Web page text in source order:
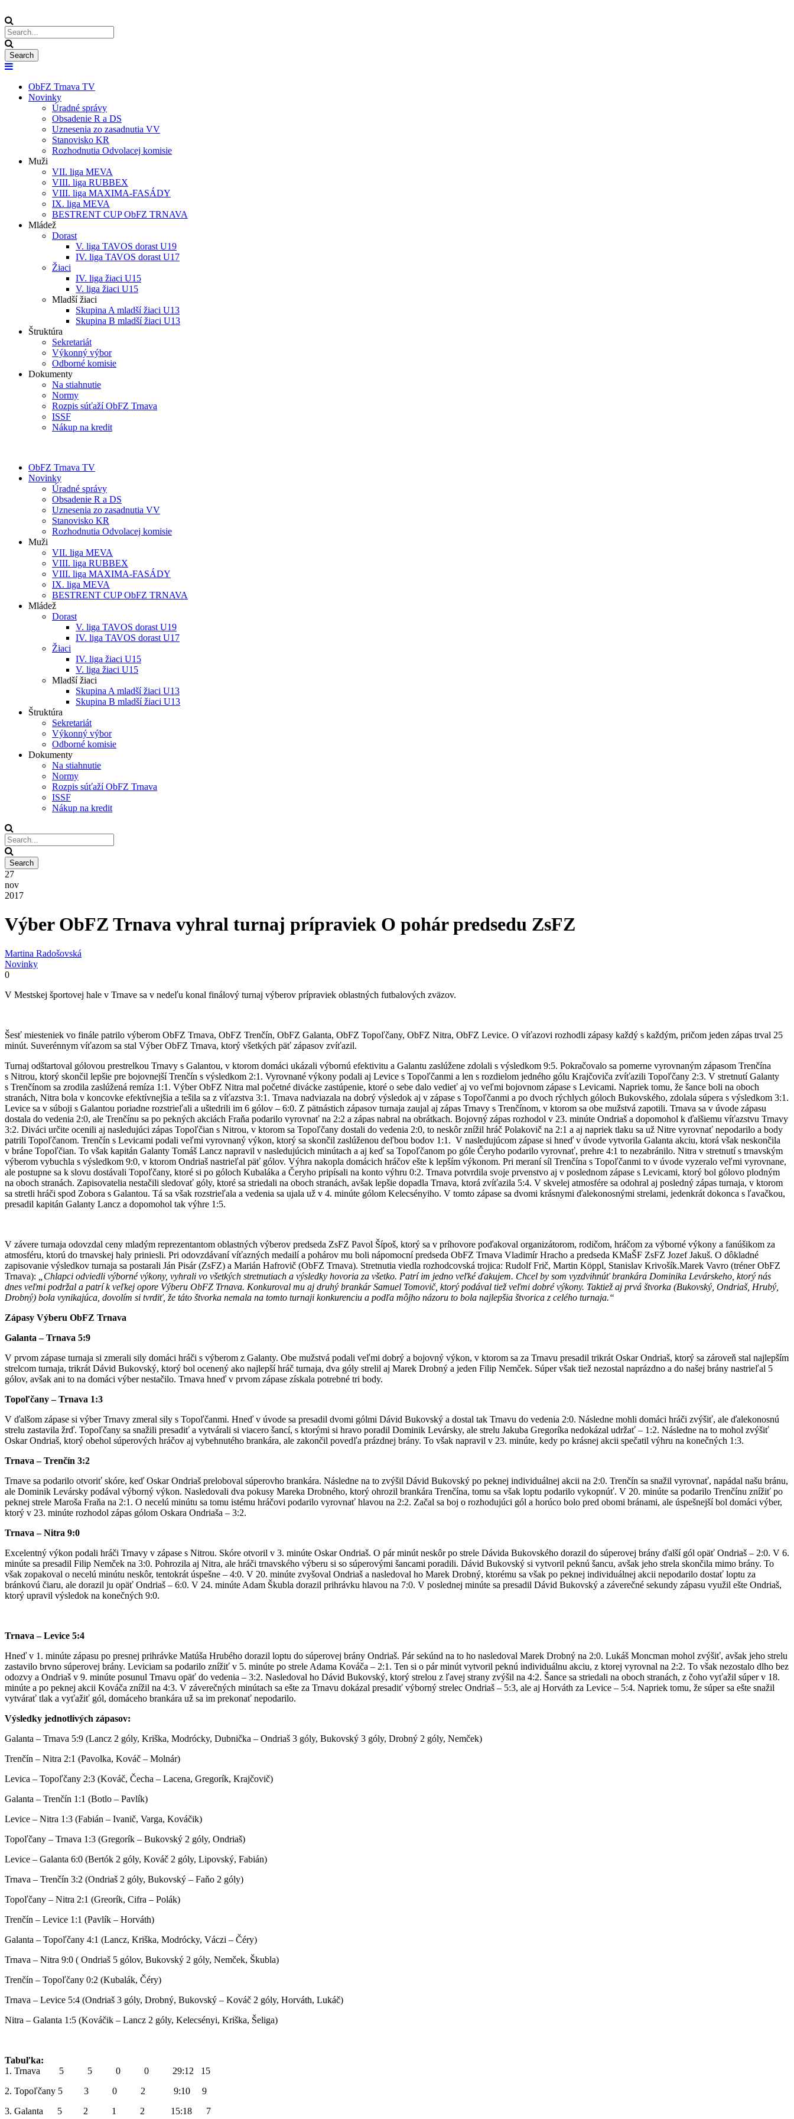
ObFZ Trnava TV
Novinky
Úradné správy
Obsadenie R a DS
Uznesenia zo zasadnutia VV
Stanovisko KR
Rozhodnutia Odvolacej komisie
Muži
VII. liga MEVA
VIII. liga RUBBEX
VIII. liga MAXIMA-FASÁDY
IX. liga MEVA
BESTRENT CUP ObFZ TRNAVA
Mládež
Dorast
V. liga TAVOS dorast U19
IV. liga TAVOS dorast U17
Žiaci
IV. liga žiaci U15
V. liga žiaci U15
Mladší žiaci
Skupina A mladší žiaci U13
Skupina B mladší žiaci U13
Štruktúra
Sekretariát
Výkonný výbor
Odborné komisie
Dokumenty
Na stiahnutie
Normy
Rozpis súťaží ObFZ Trnava
ISSF
Nákup na kredit
ObFZ Trnava TV
Novinky
Úradné správy
Obsadenie R a DS
Uznesenia zo zasadnutia VV
Stanovisko KR
Rozhodnutia Odvolacej komisie
Muži
VII. liga MEVA
VIII. liga RUBBEX
VIII. liga MAXIMA-FASÁDY
IX. liga MEVA
BESTRENT CUP ObFZ TRNAVA
Mládež
Dorast
V. liga TAVOS dorast U19
IV. liga TAVOS dorast U17
Žiaci
IV. liga žiaci U15
V. liga žiaci U15
Mladší žiaci
Skupina A mladší žiaci U13
Skupina B mladší žiaci U13
Štruktúra
Sekretariát
Výkonný výbor
Odborné komisie
Dokumenty
Na stiahnutie
Normy
Rozpis súťaží ObFZ Trnava
ISSF
Nákup na kredit
27
nov
2017
Výber ObFZ Trnava vyhral turnaj prípraviek O pohár predsedu ZsFZ
Martina Radošovská
Novinky
0
V Mestskej športovej hale v Trnave sa v nedeľu konal finálový turnaj výberov prípraviek oblastných futbalových zväzov.
Šesť miesteniek vo finále patrilo výberom ObFZ Trnava, ObFZ Trenčín, ObFZ Galanta, ObFZ Topoľčany, ObFZ Nitra, ObFZ Levice. O víťazovi rozhodli zápasy každý s každým, pričom jeden zápas trval 25
minút. Suverénnym víťazom sa stal Výber ObFZ Trnava, ktorý všetkých päť zápasov zvíťazil.
Turnaj odštartoval gólovou prestrelkou Trnavy s Galantou, v ktorom domáci ukázali výbornú efektivitu a Galantu zaslúžene zdolali s výsledkom 9:5. Pokračovalo sa pomerne vyrovnaným zápasom Trenčína
s Nitrou, ktorý skončil lepšie pre bojovnejší Trenčín s výsledkom 2:1. Vyrovnané výkony podali aj Levice s Topoľčanmi a len s rozdielom jedného gólu Krajčoviča zvíťazili Topoľčany 2:3. V stretnutí Galanty
s Trenčínom sa zrodila zaslúžená remíza 1:1. Výber ObFZ Nitra mal početné divácke zastúpenie, ktoré o sebe dalo vedieť aj vo veľmi bojovnom zápase s Levicami. Napriek tomu, že šance boli na oboch
stranách, Nitra bola v koncovke efektívnejšia a tešila sa z víťazstva 3:1. Trnava nadviazala na dobrý výsledok aj v zápase s Topoľčanmi a po dvoch rýchlych góloch Bukovského, zdolala súpera s výsledkom 3:1.
Levice sa v súboji s Galantou poriadne rozstrieľali a uštedrili im 6 gólov – 6:0. Z pätnástich zápasov turnaja zaujal aj zápas Trnavy s Trenčínom, v ktorom sa obe mužstvá zapotili. Trnava sa v úvode zápasu
dostala do vedenia 2:0, ale Trenčínu sa po pekných akciách Fraňa podarilo vyrovnať na 2:2 a zápas nabral na obrátkach. Bojovný zápas rozhodol v 23. minúte Ondriaš a dopomohol k ďalšiemu víťazstvu Trnavy
3:2. Diváci určite ocenili aj nasledujúci zápas Topoľčian s Nitrou, v ktorom sa Topoľčany dostali do vedenia 2:0, to neskôr znížil hráč Polakovič na 2:1 a aj napriek tlaku sa už Nitre vyrovnať nepodarilo a body
patrili Topoľčanom. Trenčín s Levicami podali veľmi vyrovnaný výkon, ktorý sa skončil zaslúženou deľbou bodov 1:1. V nasledujúcom zápase si hneď v úvode vytvorila Galanta akciu, ktorá však neskončila
v bráne Topoľčian. To však kapitán Galanty Tomáš Lancz napravil v nasledujúcich minútach a aj keď sa Topoľčanom po góle Čeryho podarilo vyrovnať, prehre 4:1 to nezabránilo. Nitra v stretnutí s trnavským
výberom vybuchla s výsledkom 9:0, v ktorom Ondriaš nastrieľal päť gólov. Výhra nakopla domácich hráčov ešte k lepším výkonom. Pri meraní síl Trenčína s Topoľčanmi to v úvode vyzeralo veľmi vyrovnane,
ale postupne sa k slovu dostávali Topoľčany, ktoré si po góloch Kubaláka a Čeryho pripísali na konto výhru 0:2. Trnava potvrdila svoje prvenstvo aj v poslednom zápase s Levicami, ktorý bol gólovo plodným
na oboch stranách. Zapisovatelia nestačili sledovať góly, ktoré sa striedali na oboch stranách, avšak lepšie dopadla Trnava, ktorá zvíťazila 5:4. V skvelej atmosfére sa odohral aj posledný zápas turnaja, v ktorom
sa stretli hráči spod Zobora s Galantou. Tá sa však rozstrieľala a vedenia sa ujala už v 4. minúte gólom Kelecsényiho. V tomto zápase sa dvomi krásnymi ďalekonosnými strelami, jedenkrát dokonca s ľavačkou,
presadil kapitán Galanty Lancz a dopomohol tak výhre 1:5.
V závere turnaja odovzdal ceny mladým reprezentantom oblastných výberov predseda ZsFZ Pavol Šípoš, ktorý sa v príhovore poďakoval organizátorom, rodičom, hráčom za výborné výkony a fanúšikom za
atmosféru, ktorú do trnavskej haly priniesli. Pri odovzdávaní víťazných medailí a pohárov mu boli nápomocní predseda ObFZ Trnava Vladimír Hracho a predseda KMaŠF ZsFZ Jozef Jakuš. O dôkladné
zapisovanie výsledkov turnaja sa postarali Ján Pisár (ZsFZ) a Marián Hafrovič (ObFZ Trnava). Stretnutia viedla rozhodcovská trojica: Rudolf Frič, Martin Köppl, Stanislav Krivošík.Marek Vavro (tréner ObFZ
Trnava):
„Chlapci odviedli výborné výkony, vyhrali vo všetkých stretnutiach a výsledky hovoria za všetko. Patrí im jedno veľké ďakujem. Chcel by som vyzdvihnúť brankára Dominika Levárskeho, ktorý nás
dnes veľmi podržal a patrí k veľkej opore Výberu ObFZ Trnava. Konkuroval mu aj druhý brankár Samuel Tomovič, ktorý podával tiež veľmi dobré výkony. Taktiež aj prvá štvorka (Bukovský, Ondriaš, Hrubý,
Drobný) bola vynikajúca, dovolím si tvrdiť, že táto štvorka nemala na tomto turnaji konkurenciu a podľa môjho názoru to bola najlepšia štvorica z celého turnaja.“
Zápasy Výberu ObFZ Trnava
Galanta – Trnava 5:9
V prvom zápase turnaja si zmerali sily domáci hráči s výberom z Galanty. Obe mužstvá podali veľmi dobrý a bojovný výkon, v ktorom sa za Trnavu presadil trikrát Oskar Ondriaš, ktorý sa zároveň stal najlepším
strelcom turnaja, trikrát Dávid Bukovský, ktorý bol ocenený ako najlepší hráč turnaja, dva góly strelil aj Marek Drobný a jeden Filip Nemček. Súper však tiež nezostal naprázdno a do našej brány nastrieľal 5
gólov, avšak ani to na domáci výber nestačilo. Trnava hneď v prvom zápase získala potrebné tri body.
Topoľčany – Trnava 1:3
V ďalšom zápase si výber Trnavy zmeral sily s Topoľčanmi. Hneď v úvode sa presadil dvomi gólmi Dávid Bukovský a dostal tak Trnavu do vedenia 2:0. Následne mohli domáci hráči zvýšiť, ale ďalekonosnú
strelu zastavila žrď. Topoľčany sa snažili presadiť a vytvárali si viacero šancí, s ktorými si hravo poradil Dominik Levársky, ale strelu Jakuba Gregoríka nedokázal udržať – 1:2. Následne na to mohol zvýšiť
Oskar Ondriaš, ktorý obehol súperových hráčov aj vybehnutého brankára, ale zakončil povedľa prázdnej brány. To však napravil v 23. minúte, kedy po krásnej akcii spečatil výhru na konečných 1:3.
Trnava – Trenčín 3:2
Trnave sa podarilo otvoriť skóre, keď Oskar Ondriaš preloboval súperovho brankára. Následne na to zvýšil Dávid Bukovský po peknej individuálnej akcii na 2:0. Trenčín sa snažil vyrovnať, napádal našu bránu,
ale Dominik Levársky podával výborný výkon. Nasledovali dva pokusy Mareka Drobného, ktorý ohrozil brankára Trenčína, tomu sa však loptu podarilo vykopnúť. V 20. minúte sa podarilo Trenčínu znížiť po
peknej strele Maroša Fraňa na 2:1. O necelú minútu sa tomu istému hráčovi podarilo vyrovnať hlavou na 2:2. Začal sa boj o rozhodujúci gól a horúco bolo pred obomi bránami, ale úspešnejší bol domáci výber,
ktorý v 23. minúte rozhodol zápas gólom Oskara Ondriaša – 3:2.
Trnava – Nitra 9:0
Excelentný výkon podali hráči Trnavy v zápase s Nitrou. Skóre otvoril v 3. minúte Oskar Ondriaš. O pár minút neskôr po strele Dávida Bukovského dorazil do súperovej brány ďalší gól opäť Ondriaš – 2:0. V 6.
minúte sa presadil Filip Nemček na 3:0. Pohrozila aj Nitra, ale hráči trnavského výberu si so súperovými šancami poradili. Dávid Bukovský si vytvoril peknú šancu, avšak jeho strela skončila mimo brány. To
však zopakoval o necelú minútu neskôr, tentokrát úspešne – 4:0. V 20. minúte zvyšoval Ondriaš a nasledoval ho Marek Drobný, ktorému sa však po peknej individuálnej akcii nepodarilo dostať loptu za
bránkovú čiaru, ale dorazil ju opäť Ondriaš – 6:0. V 24. minúte Adam Škubla dorazil prihrávku hlavou na 7:0. V poslednej minúte sa presadil Dávid Bukovský a záverečné sekundy zápasu využil ešte Ondriaš,
ktorý upravil výsledok na konečných 9:0.
Trnava – Levice 5:4
Hneď v 1. minúte zápasu po presnej prihrávke Matúša Hrubého dorazil loptu do súperovej brány Ondriaš. Pár sekúnd na to ho nasledoval Marek Drobný na 2:0. Lukáš Moncman mohol zvýšiť, avšak jeho strelu
zastavilo brvno súperovej brány. Leviciam sa podarilo znížiť v 5. minúte po strele Adama Kováča – 2:1. Ten si o pár minút vytvoril peknú individuálnu akciu, z ktorej vyrovnal na 2:2. To však nezostalo dlho bez
odozvy a Ondriaš v 9. minúte posunul Trnavu opäť do vedenia – 3:2. Nasledoval ho Dávid Bukovský, ktorý strelou z ľavej strany zvýšil na 4:2. Šance sa striedali na oboch stranách, z čoho vyťažil súper v 18.
minúte a po peknej akcii Kováča znížil na 4:3. V záverečných minútach sa ešte za Trnavu dokázal presadiť výborný strelec Ondriaš – 5:3, ale aj Horváth za Levice – 5:4. Napriek tomu, že súper sa ešte snažil
vytvárať tlak a vyťažiť gól, domáceho brankára už sa im prekonať nepodarilo.
Výsledky jednotlivých zápasov:
Galanta – Trnava 5:9 (Lancz 2 góly, Kriška, Modrócky, Dubnička – Ondriaš 3 góly, Bukovský 3 góly, Drobný 2 góly, Nemček)
Trenčín – Nitra 2:1 (Pavolka, Kováč – Molnár)
Levica – Topoľčany 2:3 (Kováč, Čecha – Lacena, Gregorík, Krajčovič)
Galanta – Trenčín 1:1 (Botlo – Pavlík)
Levice – Nitra 1:3 (Fabián – Ivanič, Varga, Kováčik)
Topoľčany – Trnava 1:3 (Gregorík – Bukovský 2 góly, Ondriaš)
Levice – Galanta 6:0 (Bertók 2 góly, Kováč 2 góly, Lipovský, Fabián)
Trnava – Trenčín 3:2 (Ondriaš 2 góly, Bukovský – Faňo 2 góly)
Topoľčany – Nitra 2:1 (Greorík, Cifra – Polák)
Trenčín – Levice 1:1 (Pavlík – Horváth)
Galanta – Topoľčany 4:1 (Lancz, Kriška, Modrócky, Váczi – Čéry)
Trnava – Nitra 9:0 ( Ondriaš 5 gólov, Bukovský 2 góly, Nemček, Škubla)
Trenčín – Topoľčany 0:2 (Kubalák, Čéry)
Trnava – Levice 5:4 (Ondriaš 3 góly, Drobný, Bukovský – Kováč 2 góly, Horváth, Lukáč)
Nitra – Galanta 1:5 (Kováčik – Lancz 2 góly, Kelecsényi, Kriška, Šeliga)
Tabuľka:
1. Trnava 5 5 0 0 29:12 15
2. Topoľčany 5 3 0 2 9:10 9
3. Galanta 5 2 1 2 15:18 7